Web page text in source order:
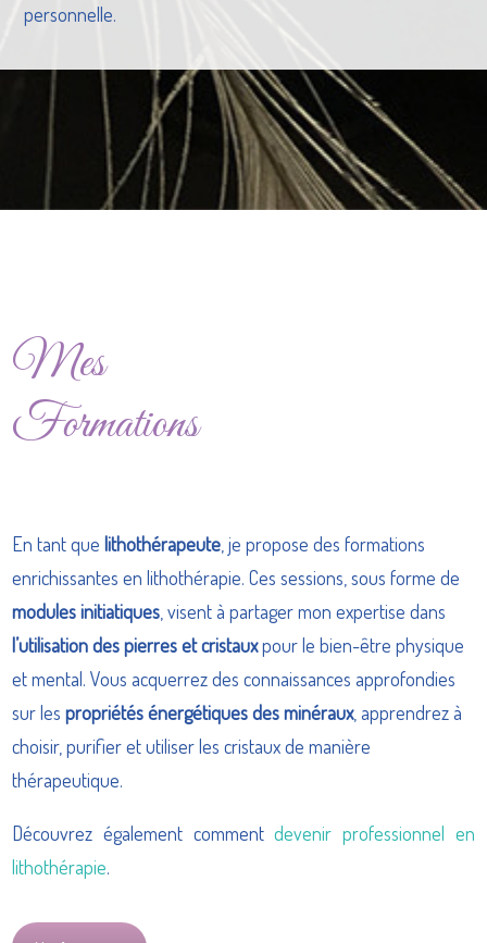
personnelle.
Mes
Formations
En tant quelithothérapeute , je propose des formations
enrichissantes en lithothérapie. Ces sessions, sous forme de
modules initiatiques , visent à partager mon expertise dans
l’utilisation des pierres et cristauxpour le bien-être physique
et mental. Vous acquerrez des connaissances approfondies
sur lespropriétés énergétiques des minéraux, apprendrez à
choisir, purifier et utiliser les cristaux de manière
thérapeutique.
Découvrez également commentdevenir professionnel en
lithothérapie.